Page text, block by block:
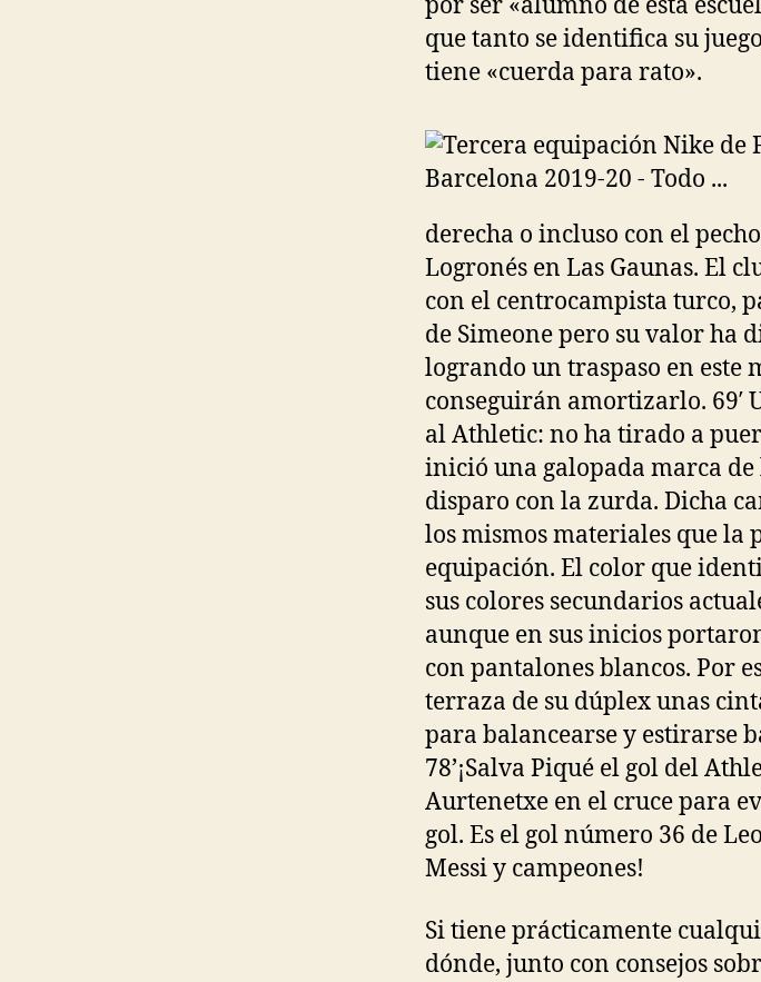
que tanto se identifica su
tiene «cuerda para rato».
derecha o incluso con el
Logronés en Las Gaunas. El
con el centrocampista turco,
de Simeone pero su valor ha
logrando un traspaso en este
conseguirán amortizarlo. 69′
al Athletic: no ha tirado a
inició una galopada marca de
disparo con la zurda. Dicha
los mismos materiales que la
equipación. El color que
sus colores secundarios
aunque en sus inicios
con pantalones blancos. Por
terraza de su dúplex unas
para balancearse y estirarse
78’¡Salva Piqué el gol del
Aurtenetxe en el cruce para
gol. Es el gol número 36 de
Messi y campeones!
Si tiene prácticamente
dónde, junto con consejos